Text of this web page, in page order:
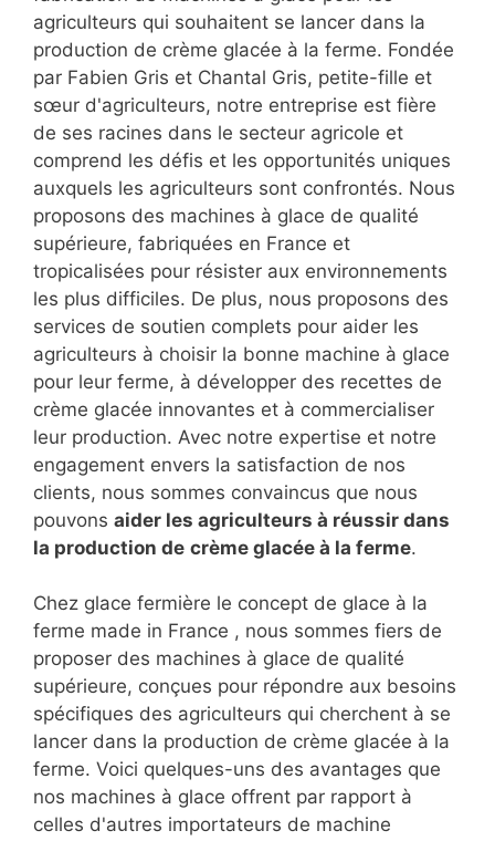
agriculteurs qui souhaitent se lancer dans la
production de crème glacée à la ferme. Fondée
par Fabien Gris et Chantal Gris, petite-fille et
sœur d'agriculteurs, notre entreprise est fière
de ses racines dans le secteur agricole et
comprend les défis et les opportunités uniques
auxquels les agriculteurs sont confrontés. Nous
proposons des machines à glace de qualité
supérieure, fabriquées en France et
tropicalisées pour résister aux environnements
les plus difficiles. De plus, nous proposons des
services de soutien complets pour aider les
agriculteurs à choisir la bonne machine à glace
pour leur ferme, à développer des recettes de
crème glacée innovantes et à commercialiser
leur production. Avec notre expertise et notre
engagement envers la satisfaction de nos
clients, nous sommes convaincus que nous
pouvons aider les agriculteurs à réussir dans
la production de crème glacée à la ferme.
Chez glace fermière le concept de glace à la
ferme made in France , nous sommes fiers de
proposer des machines à glace de qualité
supérieure, conçues pour répondre aux besoins
spécifiques des agriculteurs qui cherchent à se
lancer dans la production de crème glacée à la
ferme. Voici quelques-uns des avantages que
nos machines à glace offrent par rapport à
celles d'autres importateurs de machine